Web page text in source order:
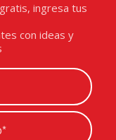
ingresa tus
con ideas y